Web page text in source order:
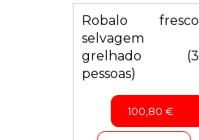
Robalo fresco
selvagem
grelhado (3
pessoas)
100,80 €